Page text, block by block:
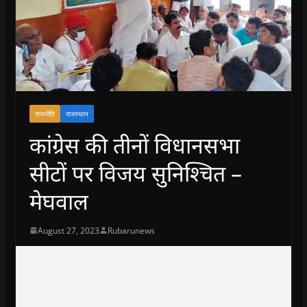
राजनीति राजस्थान
कांग्रेस की तीनों विधानसभा
सीटों पर विजय सुनिश्चित –
मेघवाल
August 27, 2023 Rubarunews